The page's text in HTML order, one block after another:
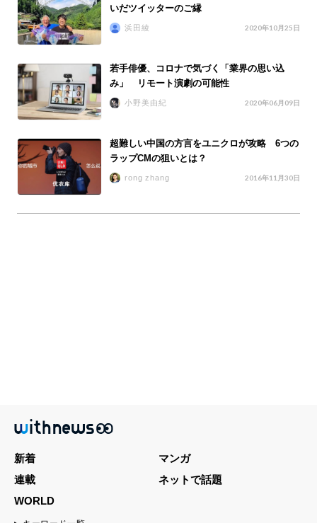
いだツイッターのご縁
浜田綾 2020年10月25日
若手俳優、コロナで気づく「業界の思い込
み」 リモート演劇の可能性
小野美由紀 2020年06月09日
超難しい中国の方言をユニクロが攻略 6つの
ラップCMの狙いとは？
rong zhang 2016年11月30日
新着
マンガ
連載
ネットで話題
WORLD